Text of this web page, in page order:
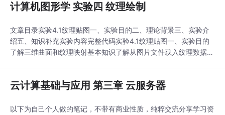
计算机图形学 实验四 纹理绘制
文章目录实验4.1纹理贴图一、实验目的二、理论背景三、实验介
绍五、知识补充实验内容完整代码实验4.1纹理贴图一、实验目的
了解三维曲面和纹理映射基本知识了解从图片文件载入纹理数据基
（X，Y，Z）坐标，另一个就是UV坐标。U和V分别是图片在显示
云计算基础与应用 第三章 云服务器
以下为自己个人做的笔记，不带有商业性质，纯粹交流分享学习资